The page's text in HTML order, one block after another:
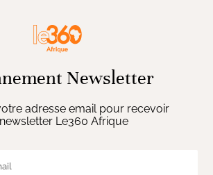
Newsletter
adresse email pour recevoir
Le360 Afrique